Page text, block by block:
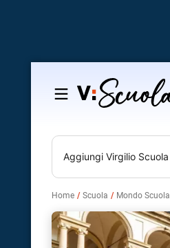
Salta
contenuto
Aggiungi Virgilio Scuola
Home Scuola Mondo Scuola